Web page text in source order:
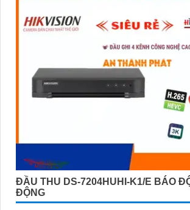
ĐẦU THU DS-7204HUHI-K1/E BÁO
ĐỘNG